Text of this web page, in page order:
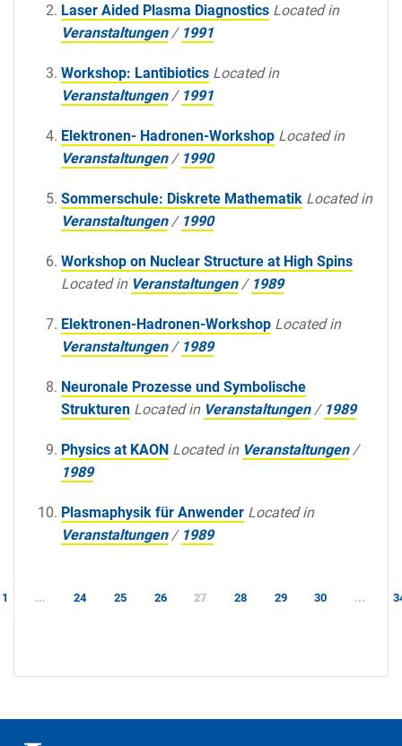
Laser Aided Plasma Diagnostics Located in
Veranstaltungen / 1991
Workshop: Lantibiotics Located in
Veranstaltungen / 1991
Elektronen- Hadronen-Workshop Located in
Veranstaltungen / 1990
Sommerschule: Diskrete Mathematik Located in
Veranstaltungen / 1990
Workshop on Nuclear Structure at High Spins
Located in Veranstaltungen / 1989
Elektronen-Hadronen-Workshop Located in
Veranstaltungen / 1989
Neuronale Prozesse und Symbolische
Strukturen Located in Veranstaltungen / 1989
Physics at KAON Located in Veranstaltungen /
1989
Plasmaphysik für Anwender Located in
Veranstaltungen / 1989
1 ... 24 25 26 27 28 29 30 ...